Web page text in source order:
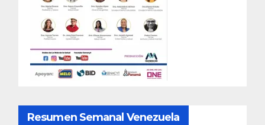
Resumen Semanal Venezuela